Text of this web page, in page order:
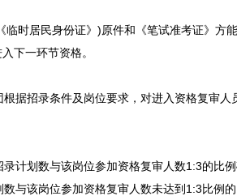
居民身份证》)原件和《笔试准考证》方能
下一环节资格。
招录条件及岗位要求，对进入资格复审人
划数与该岗位参加资格复审人数1:3的比
与该岗位参加资格复审人数未达到1:3比例